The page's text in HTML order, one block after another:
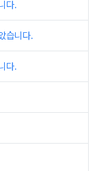
다.
습니다.
다.